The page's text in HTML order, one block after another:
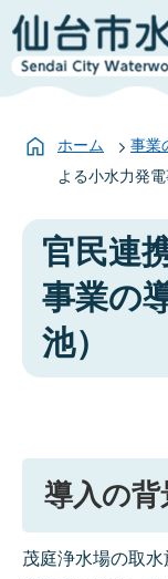
ホーム 事業
よる小水力発
官民連
事業の
池）
導入の背
茂庭浄水場の取